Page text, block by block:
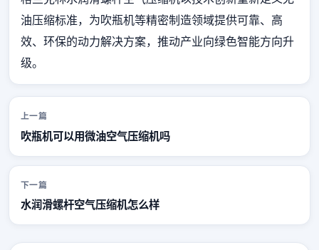
油压缩标准，为吹瓶机等精密制造领域提供可靠、高
效、环保的动力解决方案，推动产业向绿色智能方向升
级。
上一篇
吹瓶机可以用微油空气压缩机吗
下一篇
水润滑螺杆空气压缩机怎么样